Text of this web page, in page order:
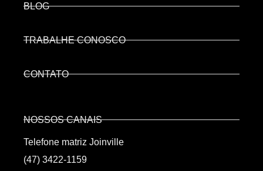
BLOG
TRABALHE CONOSCO
CONTATO
NOSSOS CANAIS
Telefone matriz Joinville
(47) 3422-1159